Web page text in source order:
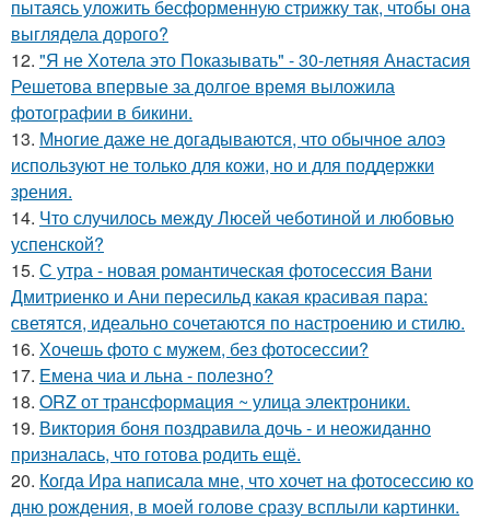
пытаясь уложить бесформенную стрижку так, чтобы она
выглядела дорого?
12. "Я не Хотела это Показывать" - 30-летняя Анастасия
Решетова впервые за долгое время выложила
фотографии в бикини.
13. Многие даже не догадываются, что обычное алоэ
используют не только для кожи, но и для поддержки
зрения.
14. Что случилось между Люсей чеботиной и любовью
успенской?
15. С утра - новая романтическая фотосессия Вани
Дмитриенко и Ани пересильд какая красивая пара:
светятся, идеально сочетаются по настроению и стилю.
16. Хочешь фото с мужем, без фотосессии?
17. Емена чиа и льна - полезно?
18. ORZ от трансформация ~ улица электроники.
19. Виктория боня поздравила дочь - и неожиданно
призналась, что готова родить ещё.
20. Когда Ира написала мне, что хочет на фотосессию ко
дню рождения, в моей голове сразу всплыли картинки.